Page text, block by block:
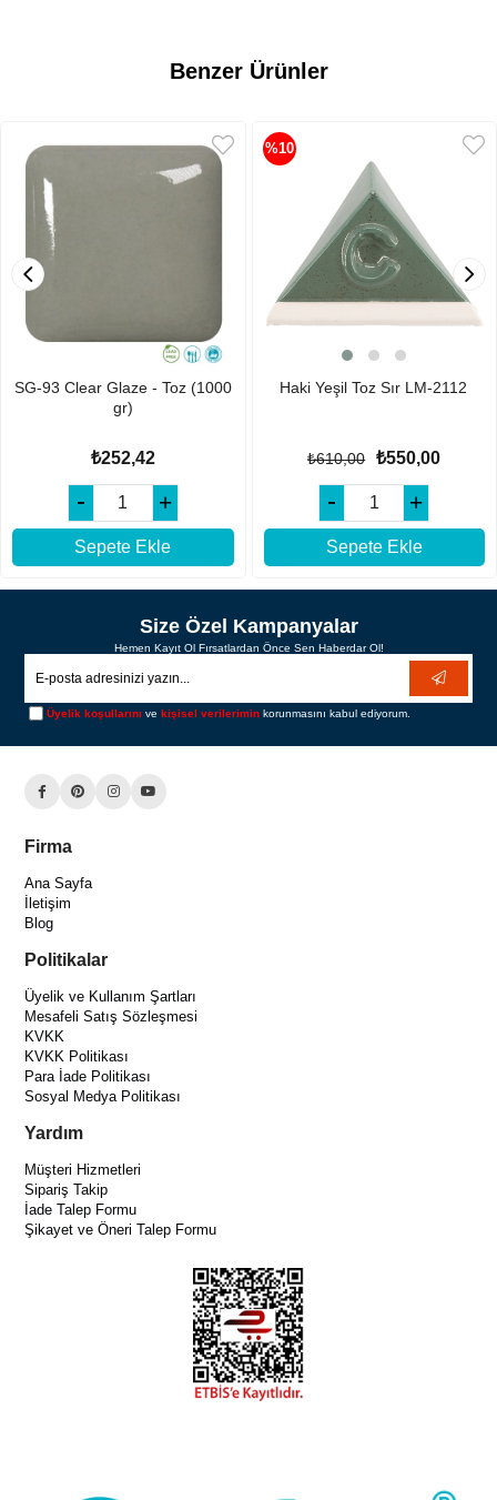
Benzer Ürünler
SG-93 Clear Glaze - Toz (1000
gr)
₺252,42
Sepete Ekle
Haki Yeşil Toz Sır LM-2112
₺550,00
₺610,00
Sepete Ekle
%10
Size Özel Kampanyalar
Hemen Kayıt Ol Fırsatlardan Önce Sen Haberdar Ol!
Üyelik koşullarını vekişisel verilerimin korunmasını kabul ediyorum.
Firma
Ana Sayfa
İletişim
Blog
Politikalar
Üyelik ve Kullanım Şartları
Mesafeli Satış Sözleşmesi
KVKK
KVKK Politikası
Para İade Politikası
Sosyal Medya Politikası
Yardım
Müşteri Hizmetleri
Sipariş Takip
İade Talep Formu
Şikayet ve Öneri Talep Formu